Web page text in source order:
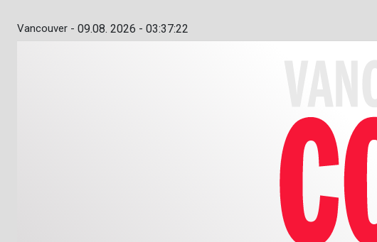
Vancouver - 09.08. 2026 - 03:37:23